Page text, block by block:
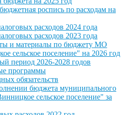
роспись по расходам на
расходов 2024 года
расходов 2023 года
и материалы по бюджету МО
сельское поселение" на 2026 год
период 2026-2028 годов
программы
обязательств
бюджета муниципального
сельское поселение" за